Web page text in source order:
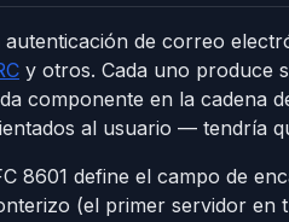
autenticación de correo
y otros. Cada uno produce
componente en la cadena
al usuario — tendría
8601 define el campo de
(el primer servidor en